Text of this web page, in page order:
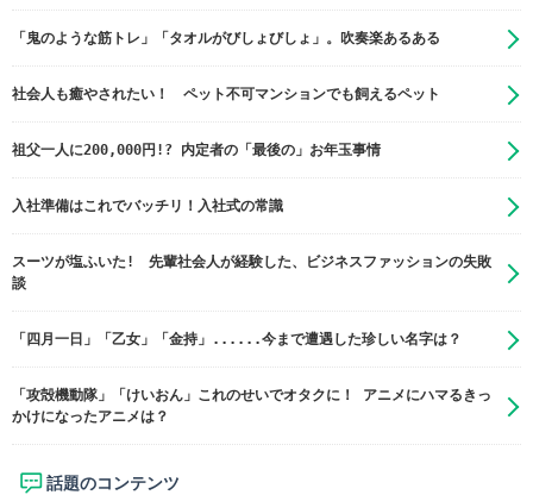
「鬼のような筋トレ」「タオルがびしょびしょ」。吹奏楽あるある
社会人も癒やされたい！ ペット不可マンションでも飼えるペット
祖父一人に200,000円!? 内定者の「最後の」お年玉事情
入社準備はこれでバッチリ！入社式の常識
スーツが塩ふいた! 先輩社会人が経験した、ビジネスファッションの失敗
談
「四月一日」「乙女」「金持」......今まで遭遇した珍しい名字は？
「攻殻機動隊」「けいおん」これのせいでオタクに！ アニメにハマるきっ
かけになったアニメは？
話題のコンテンツ